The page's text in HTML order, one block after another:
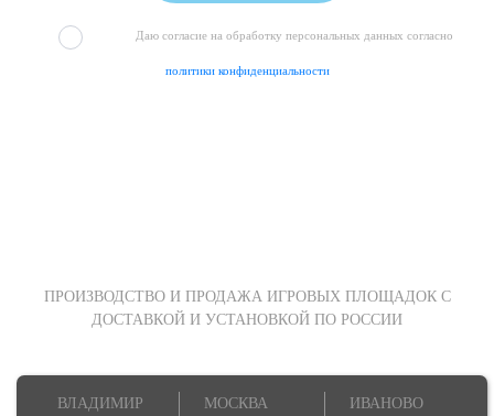
Даю согласие на обработку персональных данных согласно
политики конфиденциальности
ПРОИЗВОДСТВО И ПРОДАЖА ИГРОВЫХ ПЛОЩАДОК С
ДОСТАВКОЙ И УСТАНОВКОЙ ПО РОССИИ
ВЛАДИМИР МОСКВА ИВАНОВО